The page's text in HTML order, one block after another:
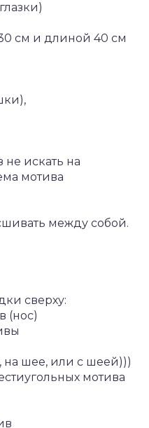
см и длиной 40 см
искать на
мотива
между собой.
сверху:
(нос)
на шее, или с шеей)))
мотива